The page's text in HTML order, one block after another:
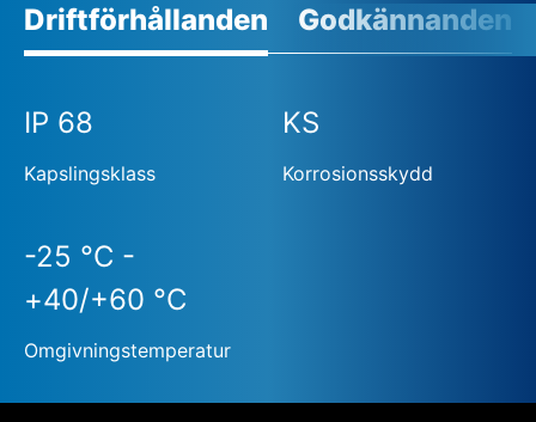
Driftförhållanden Godkännanden
IP 68
Kapslingsklass
KS
Korrosionsskydd
-25 °C -
+40/+60 °C
Omgivningstemperatur